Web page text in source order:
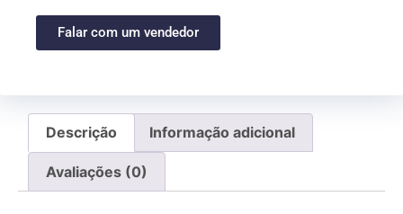
Falar com um vendedor
Descrição Informação adicional
Avaliações (0)